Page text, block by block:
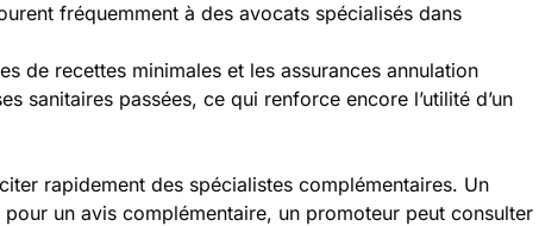
fréquemment à des avocats spécialisés dans
de recettes minimales et les assurances annulation
sanitaires passées, ce qui renforce encore l’utilité d’un
rapidement des spécialistes complémentaires. Un
un avis complémentaire, un promoteur peut consulter